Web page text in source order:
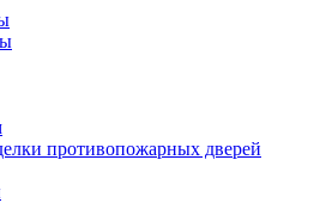
противопожарных дверей